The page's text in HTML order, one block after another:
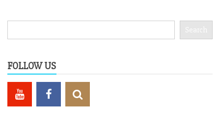
Search
FOLLOW US